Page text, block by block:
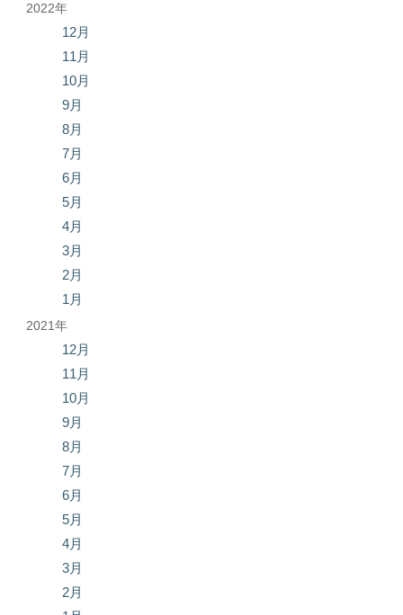
2022年
12月
11月
10月
9月
8月
7月
6月
5月
4月
3月
2月
1月
2021年
12月
11月
10月
9月
8月
7月
6月
5月
4月
3月
2月